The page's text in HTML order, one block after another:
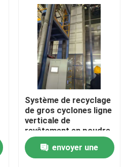
Système de recyclage
de gros cyclones ligne
verticale de
revêtement en poudre
haute performance
pour les profils en
aluminium
envoyer une